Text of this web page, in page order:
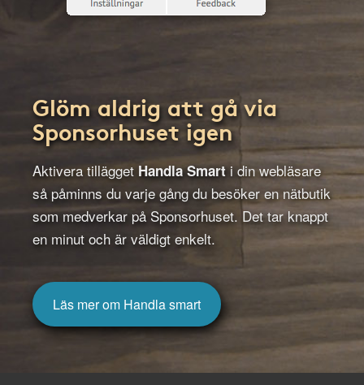
Glöm aldrig att gå via
Sponsorhuset igen
Aktivera tillägget Handla Smarti din webläsare
så påminns du varje gång du besöker en nätbutik
som medverkar på Sponsorhuset. Det tar knappt
en minut och är väldigt enkelt.
Läs mer om Handla smart